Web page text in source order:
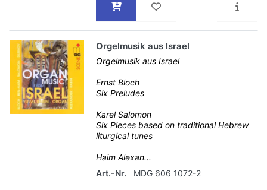
Orgelmusik aus Israel
Orgelmusik aus Israel
Ernst Bloch
Six Preludes
Karel Salomon
Six Pieces based on traditional Hebrew
liturgical tunes
Haim Alexan...
Art.-Nr.
MDG 606 1072-2